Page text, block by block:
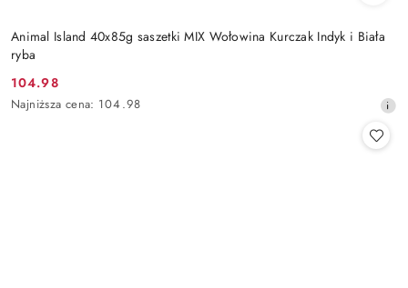
Animal Island 40x85g saszetki MIX Wołowina Kurczak Indyk i Biała
ryba
Cena
promocyjna:
104.98
Najniższa
Najniższa cena: 104.98